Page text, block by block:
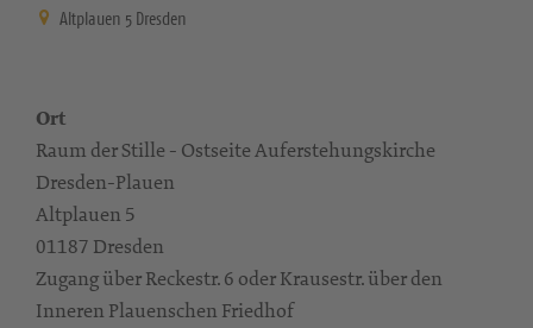
Altplauen 5 Dresden
Ort
Raum der Stille - Ostseite Auferstehungskirche
Dresden-Plauen
Altplauen 5
01187 Dresden
Zugang über Reckestr. 6 oder Krausestr. über den
Inneren Plauenschen Friedhof